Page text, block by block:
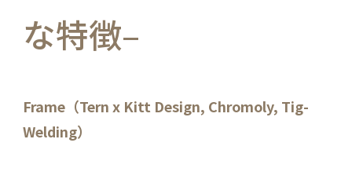
な特徴–
Frame（Tern x Kitt Design, Chromoly, Tig-
Welding）